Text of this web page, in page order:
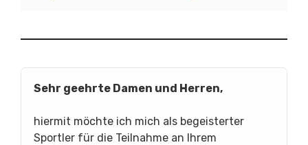
Sehr geehrte Damen und Herren,
hiermit möchte ich mich als begeisterter
Sportler für die Teilnahme an Ihrem